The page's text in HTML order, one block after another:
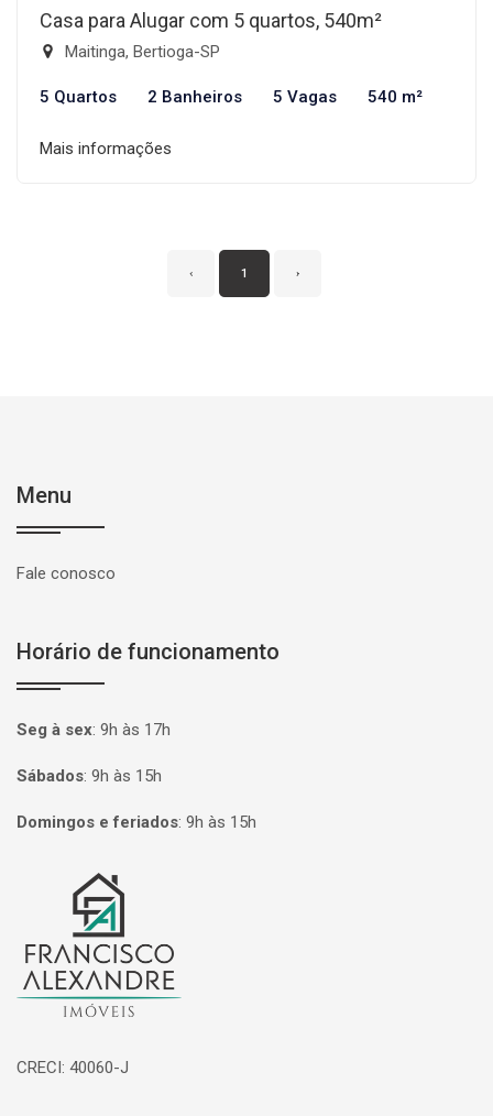
Casa para Alugar com 5 quartos, 540m²
Maitinga, Bertioga-SP
5 Quartos 2 Banheiros 5 Vagas 540 m²
Mais informações
‹ 1 ›
Menu
Fale conosco
Horário de funcionamento
Seg à sex: 9h às 17h
Sábados: 9h às 15h
Domingos e feriados: 9h às 15h
Página inicial
CRECI: 40060-J